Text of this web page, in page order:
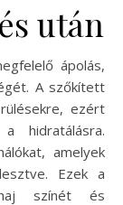
után
ápolás,
A szőkített
ezért
hidratálásra.
amelyek
Ezek a
színét és